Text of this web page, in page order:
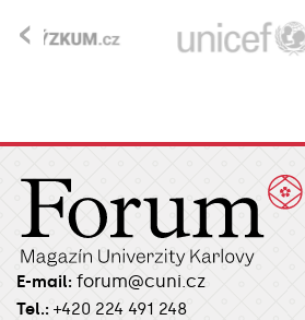
‹
E-mail: forum@cuni.cz
Tel.: +420 224 491 248